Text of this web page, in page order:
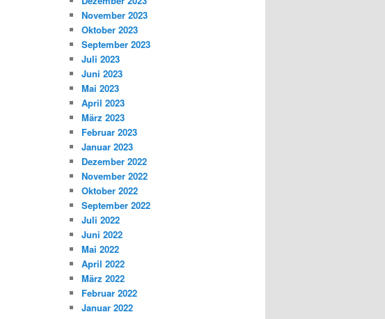
November 2023
Oktober 2023
September 2023
Juli 2023
Juni 2023
Mai 2023
April 2023
März 2023
Februar 2023
Januar 2023
Dezember 2022
November 2022
Oktober 2022
September 2022
Juli 2022
Juni 2022
Mai 2022
April 2022
März 2022
Februar 2022
Januar 2022